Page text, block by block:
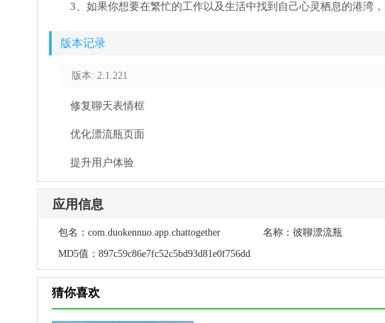
3、如果你想要在繁忙的工作以及生活中找到自己心灵栖息的港湾
版本记录
版本: 2.1.221
修复聊天表情框
优化漂流瓶页面
提升用户体验
应用信息
包名： com.duokennuo.app.chattogether 名称： 彼聊漂流瓶
MD5值： 897c59c86e7fc52c5bd93d81e0f756dd
猜你喜欢